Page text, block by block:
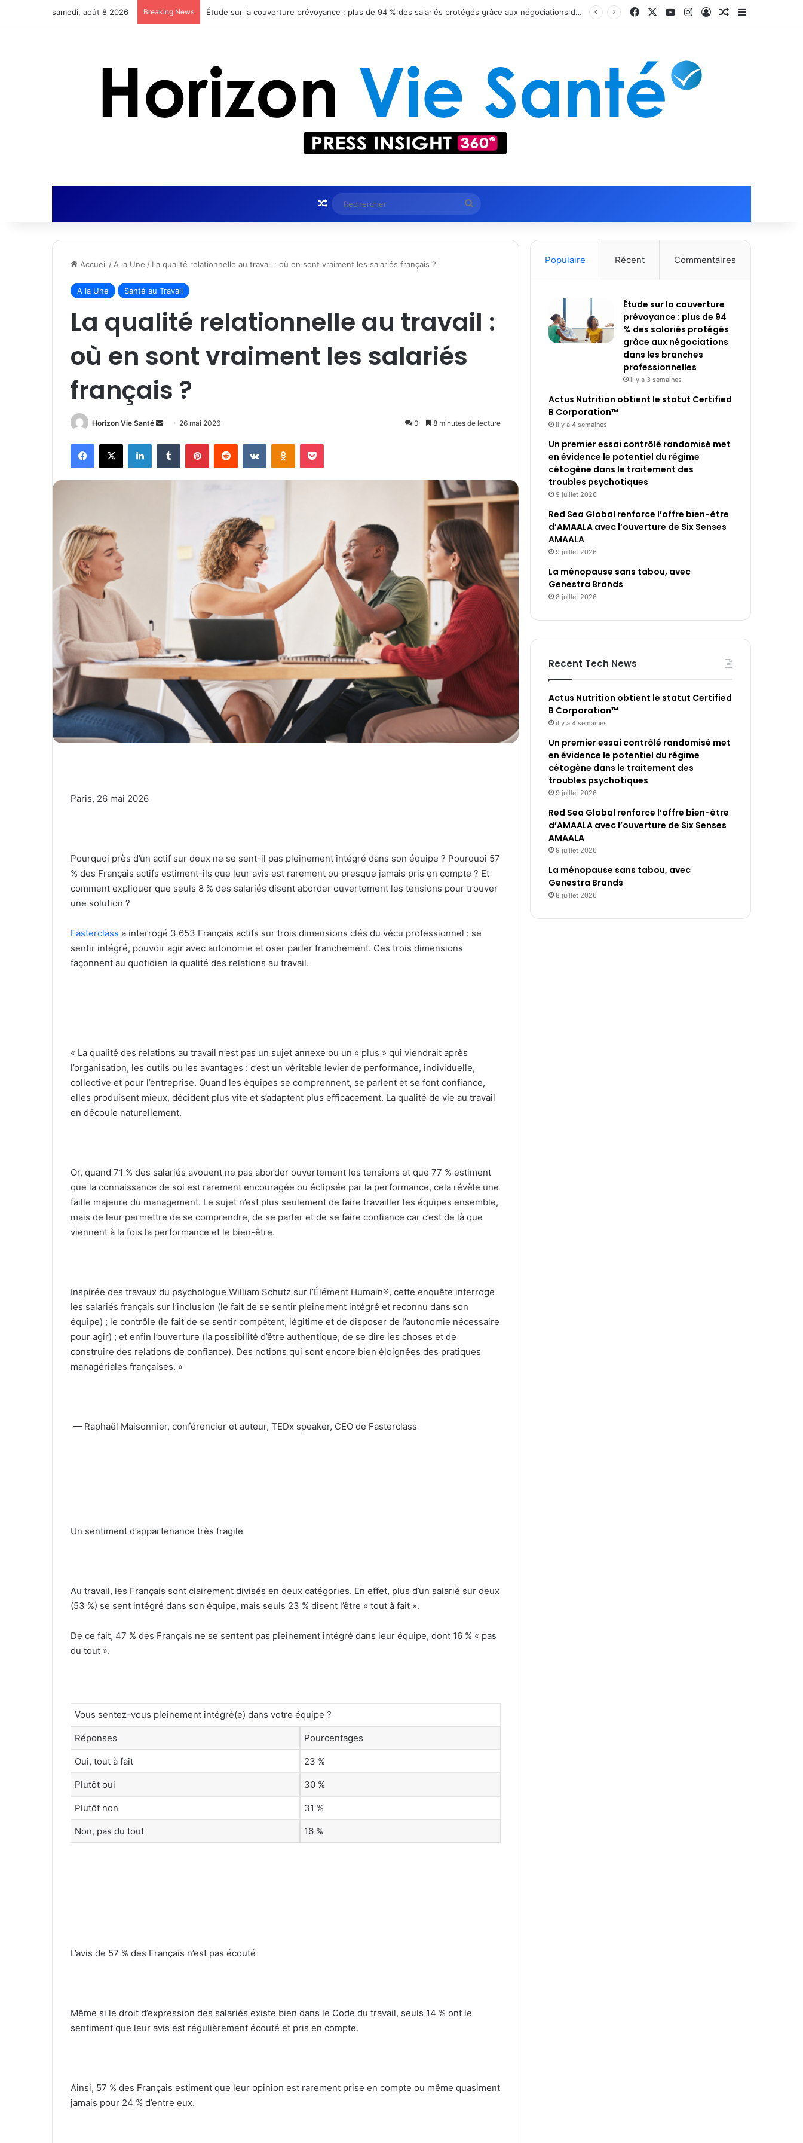
samedi, août 8 2026 Breaking News Actus Nutrition obtient le statut Certified B Corporation™ FacebookYouTubeInstagramConnexion
Article Aléatoire
Sidebar
Article Aléatoire Rechercher
Accueil / A la Une / La qualité relationnelle au travail : où en sont vraiment les salariés français ?
A la Une Santé au Travail
La qualité relationnelle au travail :
où en sont vraiment les salariés
français ?
Horizon Vie Santé
Envoyer
courriel
26 mai 2026 0 8 minutes de lecture
Facebook
X LinkedinTumblr PinterestReddit VKontakteOdnoklassniki
Pocket
Paris, 26 mai 2026
Pourquoi près d’un actif sur deux ne se sent-il pas pleinement intégré dans son équipe ? Pourquoi 57
% des Français actifs estiment-ils que leur avis est rarement ou presque jamais pris en compte ? Et
comment expliquer que seuls 8 % des salariés disent aborder ouvertement les tensions pour trouver
une solution ?
Fasterclass a interrogé 3 653 Français actifs sur trois dimensions clés du vécu professionnel : se
sentir intégré, pouvoir agir avec autonomie et oser parler franchement. Ces trois dimensions
façonnent au quotidien la qualité des relations au travail.
« La qualité des relations au travail n’est pas un sujet annexe ou un « plus » qui viendrait après
l’organisation, les outils ou les avantages : c’est un véritable levier de performance, individuelle,
collective et pour l’entreprise. Quand les équipes se comprennent, se parlent et se font confiance,
elles produisent mieux, décident plus vite et s’adaptent plus efficacement. La qualité de vie au travail
en découle naturellement.
Or, quand 71 % des salariés avouent ne pas aborder ouvertement les tensions et que 77 % estiment
que la connaissance de soi est rarement encouragée ou éclipsée par la performance, cela révèle une
faille majeure du management. Le sujet n’est plus seulement de faire travailler les équipes ensemble,
mais de leur permettre de se comprendre, de se parler et de se faire confiance car c’est de là que
viennent à la fois la performance et le bien-être.
Inspirée des travaux du psychologue William Schutz sur l’Élément Humain®, cette enquête interroge
les salariés français sur l’inclusion (le fait de se sentir pleinement intégré et reconnu dans son
équipe) ; le contrôle (le fait de se sentir compétent, légitime et de disposer de l’autonomie nécessaire
pour agir) ; et enfin l’ouverture (la possibilité d’être authentique, de se dire les choses et de
construire des relations de confiance). Des notions qui sont encore bien éloignées des pratiques
managériales françaises. »
— Raphaël Maisonnier, conférencier et auteur, TEDx speaker, CEO de Fasterclass
Un sentiment d’appartenance très fragile
Au travail, les Français sont clairement divisés en deux catégories. En effet, plus d’un salarié sur deux
(53 %) se sent intégré dans son équipe, mais seuls 23 % disent l’être « tout à fait ».
De ce fait, 47 % des Français ne se sentent pas pleinement intégré dans leur équipe, dont 16 % « pas
du tout ».
Vous sentez-vous pleinement intégré(e) dans votre équipe ?
Réponses Pourcentages
Oui, tout à fait 23 %
Plutôt oui 30 %
Plutôt non 31 %
Non, pas du tout 16 %
L’avis de 57 % des Français n’est pas écouté
Même si le droit d’expression des salariés existe bien dans le Code du travail, seuls 14 % ont le
sentiment que leur avis est régulièrement écouté et pris en compte.
Ainsi, 57 % des Français estiment que leur opinion est rarement prise en compte ou même quasiment
jamais pour 24 % d’entre eux.
Populaire Récent Commentaires
Étude sur la couverture
prévoyance : plus de 94
% des salariés protégés
grâce aux négociations
dans les branches
professionnelles
il y a 3 semaines
Actus Nutrition obtient le statut Certified
B Corporation™
il y a 4 semaines
Un premier essai contrôlé randomisé met
en évidence le potentiel du régime
cétogène dans le traitement des
troubles psychotiques
9 juillet 2026
Red Sea Global renforce l’offre bien-être
d’AMAALA avec l’ouverture de Six Senses
AMAALA
9 juillet 2026
La ménopause sans tabou, avec
Genestra Brands
8 juillet 2026
Recent Tech News
Actus Nutrition obtient le statut Certified
B Corporation™
il y a 4 semaines
Un premier essai contrôlé randomisé met
en évidence le potentiel du régime
cétogène dans le traitement des
troubles psychotiques
9 juillet 2026
Red Sea Global renforce l’offre bien-être
d’AMAALA avec l’ouverture de Six Senses
AMAALA
9 juillet 2026
La ménopause sans tabou, avec
Genestra Brands
8 juillet 2026